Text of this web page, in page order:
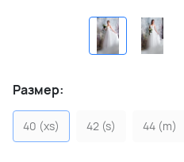
Размер:
40 (xs) 42 (s) 44 (m)